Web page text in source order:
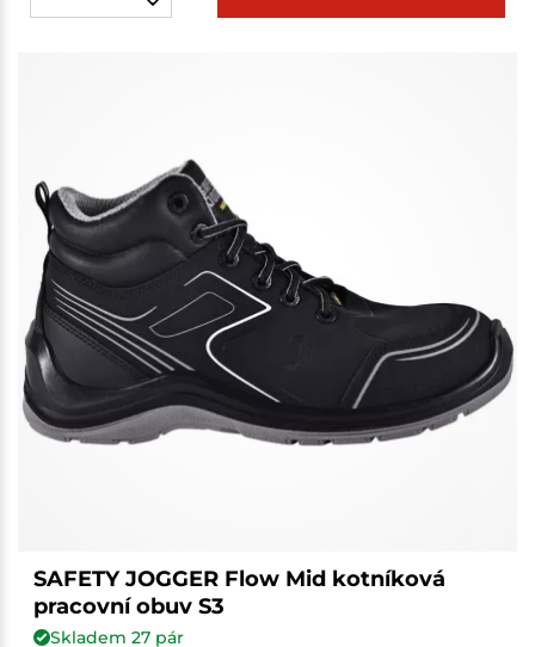
SAFETY JOGGER Flow Mid kotníková
pracovní obuv S3
Skladem 27pár